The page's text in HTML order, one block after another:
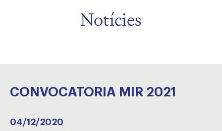
Notícies
CONVOCATORIA MIR 2021
04/12/2020